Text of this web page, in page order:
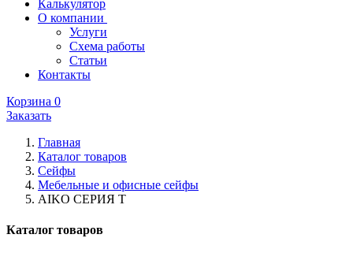
Калькулятор
О компании
Услуги
Схема работы
Статьи
Контакты
Корзина 0
Заказать
Главная
Каталог товаров
Сейфы
Мебельные и офисные сейфы
AIKO СЕРИЯ Т
Каталог товаров